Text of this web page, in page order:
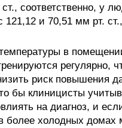
соответственно, у
и 70,51 мм рт. ст.,
в
регулярно,
риск повышения
бы клиницисты
на диагноз, и
более холодных домах